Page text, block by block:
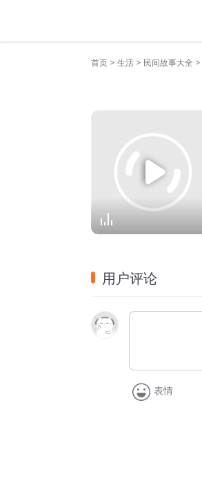
首页 > 生活 > 民间故事大全 >
用户评论
表情